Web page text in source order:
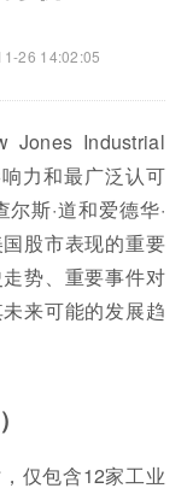
26 14:02:05
Industrial
力和最广泛认可
斯·道和爱德华·
股市表现的重要
势、重要事件对
来可能的发展趋
仅包含12家工业